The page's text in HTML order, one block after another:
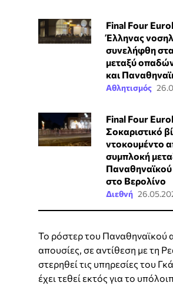
Final Four
Έλληνας
συνελήφθη
μεταξύ
και
Αθλητισμός
Final Four
Σοκαριστικό
ντοκουμέντο
συμπλοκή
στο Βερολίνο
Διεθνή
Το ρόστερ του Παναθηναϊκού
απουσίες, σε αντίθεση με τη
στερηθεί τις υπηρεσίες του
έχει τεθεί εκτός για το